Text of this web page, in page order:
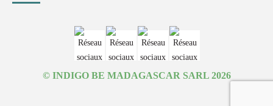
© INDIGO BE MADAGASCAR SARL 2026